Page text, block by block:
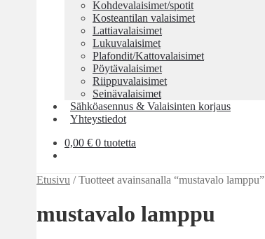
Kohdevalaisimet/spotit
Kosteantilan valaisimet
Lattiavalaisimet
Lukuvalaisimet
Plafondit/Kattovalaisimet
Pöytävalaisimet
Riippuvalaisimet
Seinävalaisimet
Sähköasennus & Valaisinten korjaus
Yhteystiedot
0,00 € 0 tuotetta
Etusivu /Tuotteet avainsanalla “mustavalo lamppu”
mustavalo lamppu